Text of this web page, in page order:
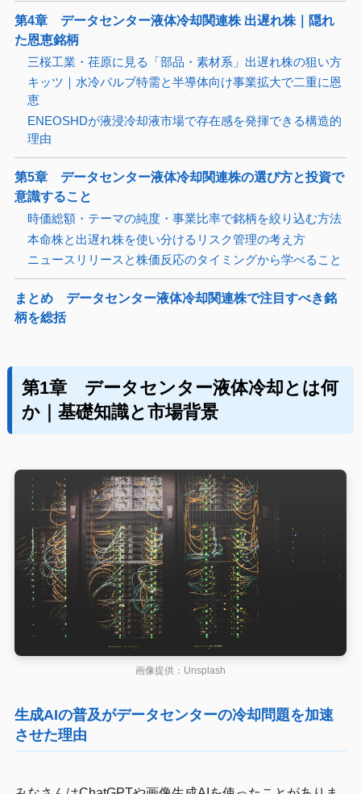
第4章 データセンター液体冷却関連株 出遅れ株｜隠れ
た恩恵銘柄
三桜工業・荏原に見る「部品・素材系」出遅れ株の狙い方
キッツ｜水冷バルブ特需と半導体向け事業拡大で二重に恩
恵
ENEOSHDが液浸冷却液市場で存在感を発揮できる構造的
理由
第5章 データセンター液体冷却関連株の選び方と投資で
意識すること
時価総額・テーマの純度・事業比率で銘柄を絞り込む方法
本命株と出遅れ株を使い分けるリスク管理の考え方
ニュースリリースと株価反応のタイミングから学べること
まとめ データセンター液体冷却関連株で注目すべき銘
柄を総括
第1章 データセンター液体冷却とは何
か｜基礎知識と市場背景
画像提供：Unsplash
生成AIの普及がデータセンターの冷却問題を加速
させた理由